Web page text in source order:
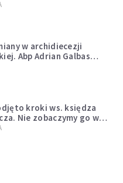
w archidiecezji
Abp Adrian Galbas
nowym proboszczom
kroki ws. księdza
Nie zobaczymy go w